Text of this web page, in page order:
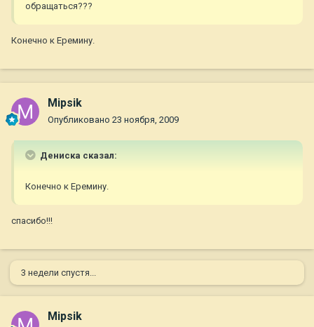
обращаться???
Конечно к Еремину.
Mipsik
Опубликовано 23 ноября, 2009
Дениска сказал:
Конечно к Еремину.
спасибо!!!
3 недели спустя...
Mipsik